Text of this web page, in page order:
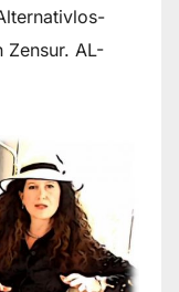
Zensur. AL-